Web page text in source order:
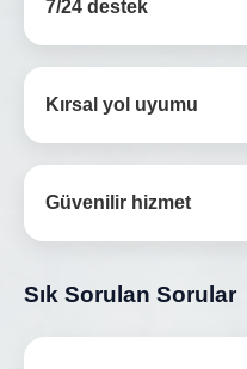
7/24 destek
Kırsal yol uyumu
Güvenilir hizmet
Sık Sorulan Sorular